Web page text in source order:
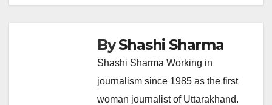
ByShashi Sharma
Shashi Sharma Working in
journalism since 1985 as the first
woman journalist of Uttarakhand.